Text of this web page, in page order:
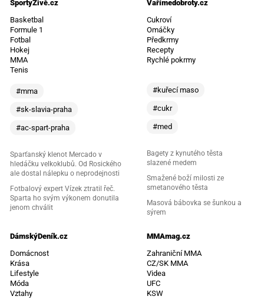
SportyŽivě.cz
Basketbal
Formule 1
Fotbal
Hokej
MMA
Tenis
#mma
#sk-slavia-praha
#ac-spart-praha
Sparťanský klenot Mercado v
hledáčku velkoklubů. Od Rosického
ale dostal nálepku o neprodejnosti
Fotbalový expert Vízek ztratil řeč.
Sparta ho svým výkonem donutila
jenom chválit
Vařímedobroty.cz
Cukroví
Omáčky
Předkrmy
Recepty
Rychlé pokrmy
#kuřecí maso
#cukr
#med
Bagety z kynutého těsta
slazené medem
Smažené boží milosti ze
smetanového těsta
Masová bábovka se šunkou a
sýrem
DámskýDeník.cz
Domácnost
Krása
Lifestyle
Móda
Vztahy
MMAmag.cz
Zahraniční MMA
CZ/SK MMA
Videa
UFC
KSW